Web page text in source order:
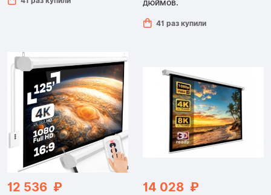
дюймов.
41 раз купили
12 536 ₽ 14 028 ₽